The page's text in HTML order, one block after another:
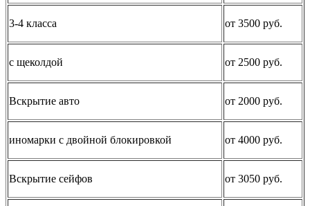
3-4 класса от 3500 руб.
с щеколдой от 2500 руб.
Вскрытие авто от 2000 руб.
иномарки с двойной блокировкой от 4000 руб.
Вскрытие сейфов от 3050 руб.